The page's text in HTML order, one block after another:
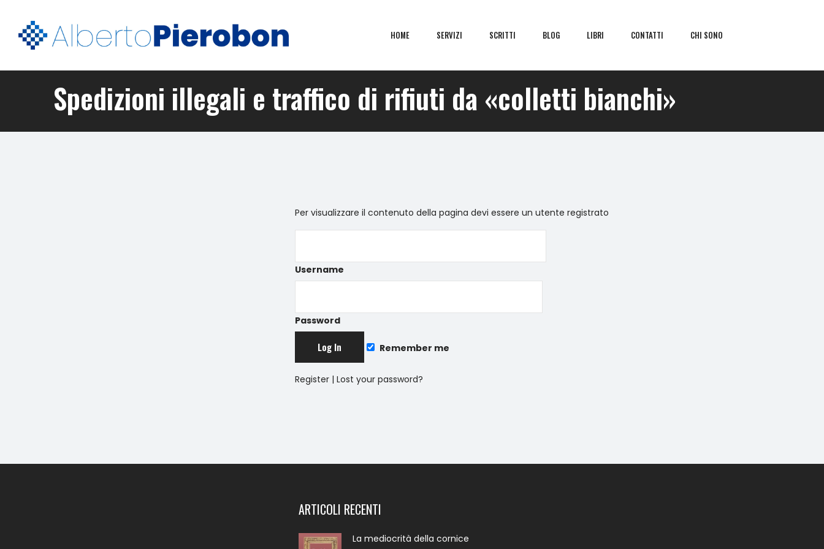
HOME SERVIZI SCRITTI BLOG LIBRI CONTATTI CHI SONO
Spedizioni illegali e traffico di rifiuti da «colletti bianchi»
Per visualizzare il contenuto della pagina devi essere un utente registrato
Username
Password
Remember me
Register |Lost your password?
ARTICOLI RECENTI
La mediocrità della cornice